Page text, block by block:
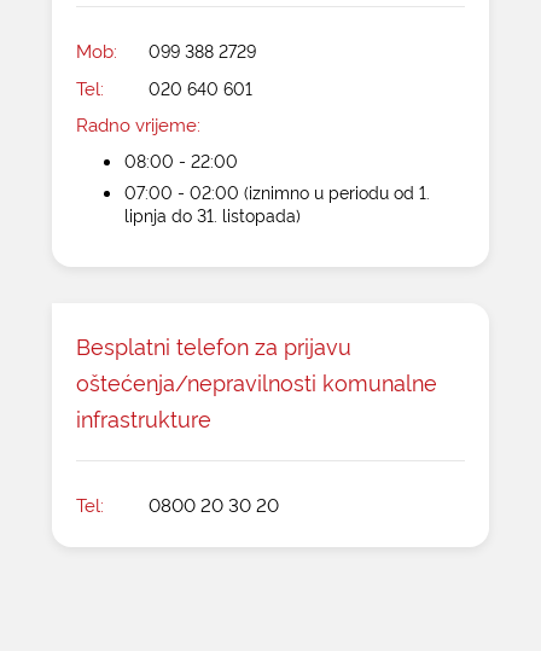
Mob: 099 388 2729
Tel: 020 640 601
Radno vrijeme:
08:00 - 22:00
07:00 - 02:00 (iznimno u periodu od 1.
lipnja do 31. listopada)
Besplatni telefon za prijavu
oštećenja/nepravilnosti komunalne
infrastrukture
Tel: 0800 20 30 20